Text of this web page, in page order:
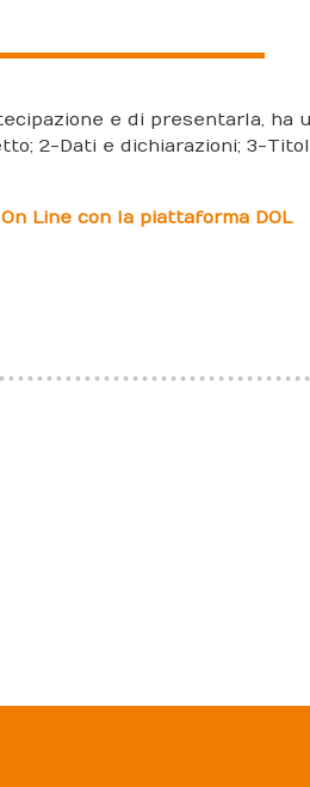
e di presentarla, ha
2-Dati e dichiarazioni; 3-
Line con la piattaforma DOL